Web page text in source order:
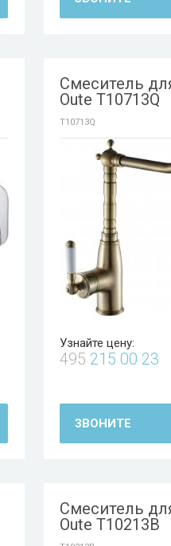
Смеситель
Oute T10713Q
T10713Q
Узнайте цену:
495 215 00 23
ЗВОНИТЕ
Смеситель
Oute T10213B